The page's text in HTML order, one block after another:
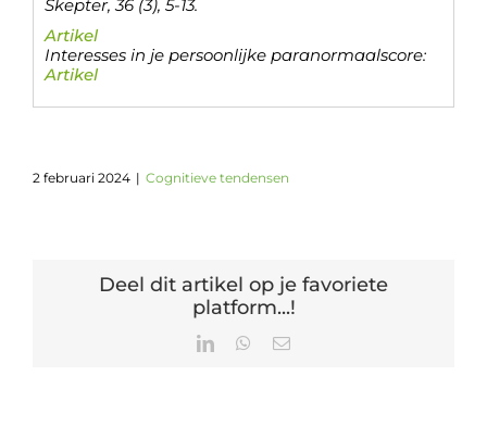
Skepter, 36 (3), 5-13.
Artikel
Interesses in je persoonlijke paranormaalscore:
Artikel
2 februari 2024 | Cognitieve tendensen
Deel dit artikel op je favoriete
platform...!
LinkedInWhatsApp
E-